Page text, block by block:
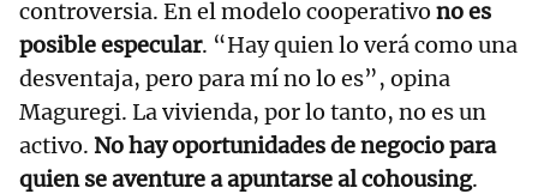
controversia. En el modelo cooperativo no es
posible especular. “Hay quien lo verá como una
desventaja, pero para mí no lo es”, opina
Maguregi. La vivienda, por lo tanto, no es un
activo. No hay oportunidades de negocio para
quien se aventure a apuntarse al cohousing.